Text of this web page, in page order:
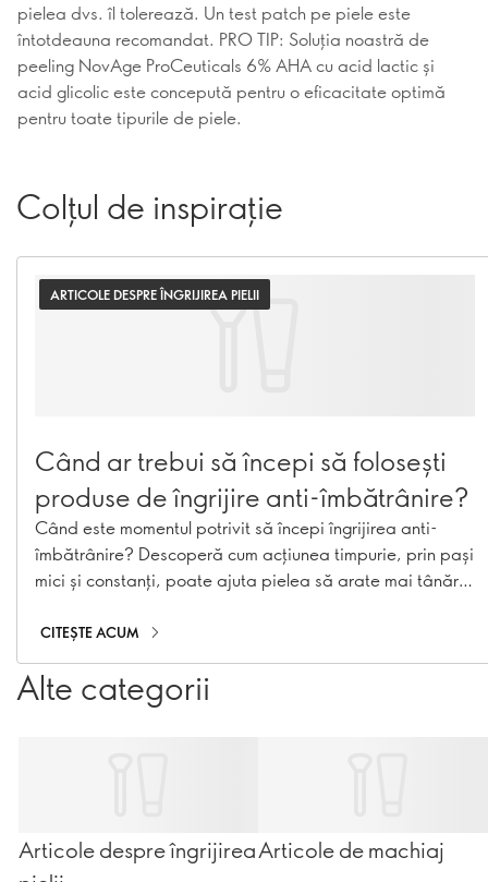
pielea dvs. îl tolerează. Un test patch pe piele este
întotdeauna recomandat. PRO TIP: Soluția noastră de
peeling NovAge ProCeuticals 6% AHA cu acid lactic și
acid glicolic este concepută pentru o eficacitate optimă
pentru toate tipurile de piele.
Colțul de inspirație
ARTICOLE DESPRE ÎNGRIJIREA PIELII
Când ar trebui să începi să folosești
produse de îngrijire anti-îmbătrânire?
Când este momentul potrivit să începi îngrijirea anti-
îmbătrânire? Descoperă cum acțiunea timpurie, prin pași
mici și constanți, poate ajuta pielea să arate mai tânără
CITEȘTE ACUM
Alte categorii
Articole despre îngrijireaArticole de machiaj